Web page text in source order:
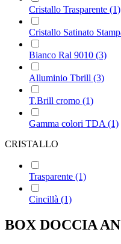
Cristallo Trasparente (1)
Cristallo Satinato
Bianco Ral 9010 (3)
Alluminio Tbrill (3)
T.Brill cromo (1)
Gamma colori TDA (1)
CRISTALLO
Trasparente (1)
Cincillà (1)
BOX DOCCIA